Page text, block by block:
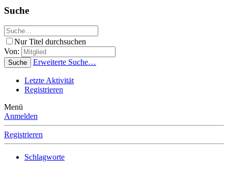
Suche
Nur Titel durchsuchen
Von:
Suche Erweiterte Suche…
Letzte Aktivität
Registrieren
Menü
Anmelden
Registrieren
Schlagworte